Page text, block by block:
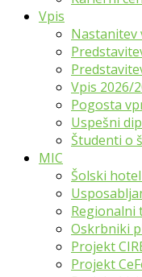
Vpis
Nastanitev
Vpis 2026/
Pogosta
Uspešni
Študenti o
MIC
Šolski
Regionalni
Oskrbniki
Projekt
Projekt